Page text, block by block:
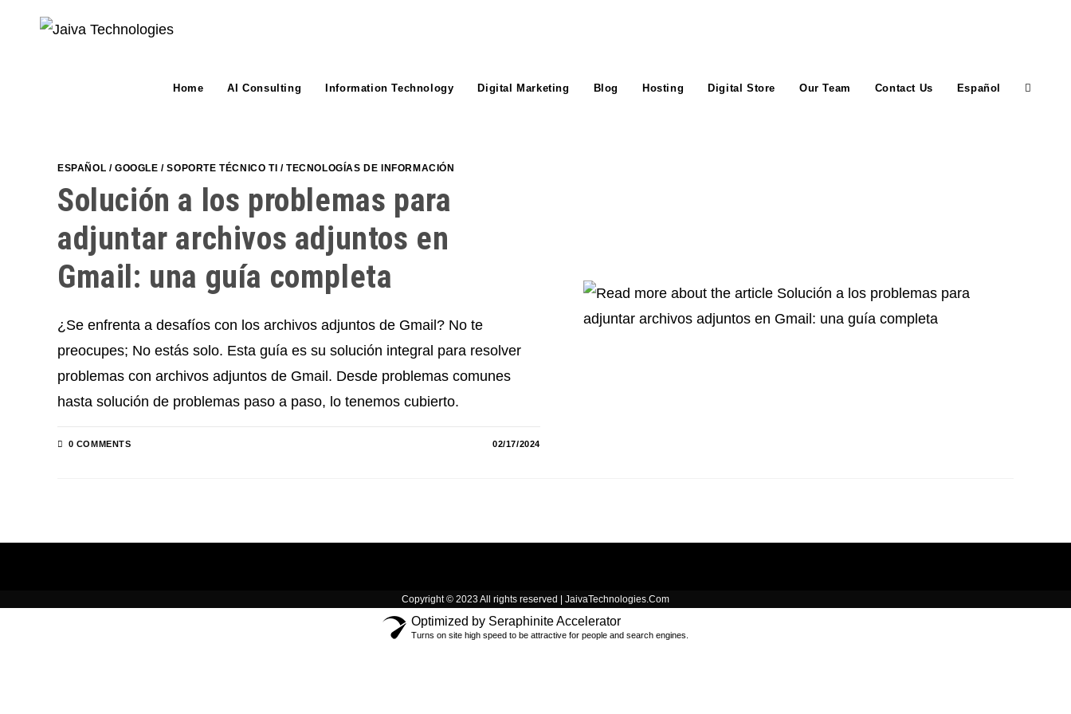
Home AI Consulting Information Technology Digital Marketing Blog Hosting Digital Store Our Team Contact Us Español Toggle
ESPAÑOL /GOOGLE /SOPORTE TÉCNICO TI /TECNOLOGÍAS DE INFORMACIÓN
Solución a los problemas para
adjuntar archivos adjuntos en
Gmail: una guía completa
¿Se enfrenta a desafíos con los archivos adjuntos de Gmail? No te
preocupes; No estás solo. Esta guía es su solución integral para resolver
problemas con archivos adjuntos de Gmail. Desde problemas comunes
hasta solución de problemas paso a paso, lo tenemos cubierto.
0 COMMENTS 02/17/2024
Copyright © 2023 All rights reserved | JaivaTechnologies.Com
Optimized by Seraphinite Accelerator
Turns on site high speed to be attractive for people and search engines.